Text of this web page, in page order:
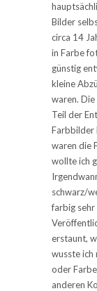
Bilder
circa 14
in Farbe
günstig
kleine
waren.
Teil der
Farbbilder
waren die
wollte ich
schwarz/
farbig sehr
erstaunt,
wusste ich
oder
anderen